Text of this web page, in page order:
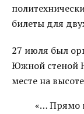
билеты для
27 июля был
Южной стеной
месте на
«… Прямо